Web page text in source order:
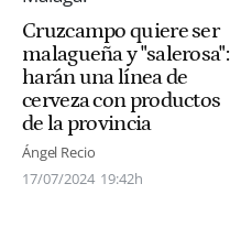
Cruzcampo quiere ser
malagueña y "salerosa":
harán una línea de
cerveza con productos
de la provincia
Ángel Recio
17/07/2024 19:42h